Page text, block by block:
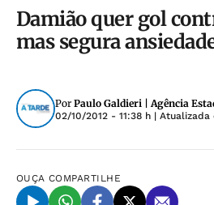
Damião quer gol
mas segura
Por Paulo Galdieri | Agência
02/10/2012 - 11:38 h | Atualizada
OUÇA COMPARTILHE